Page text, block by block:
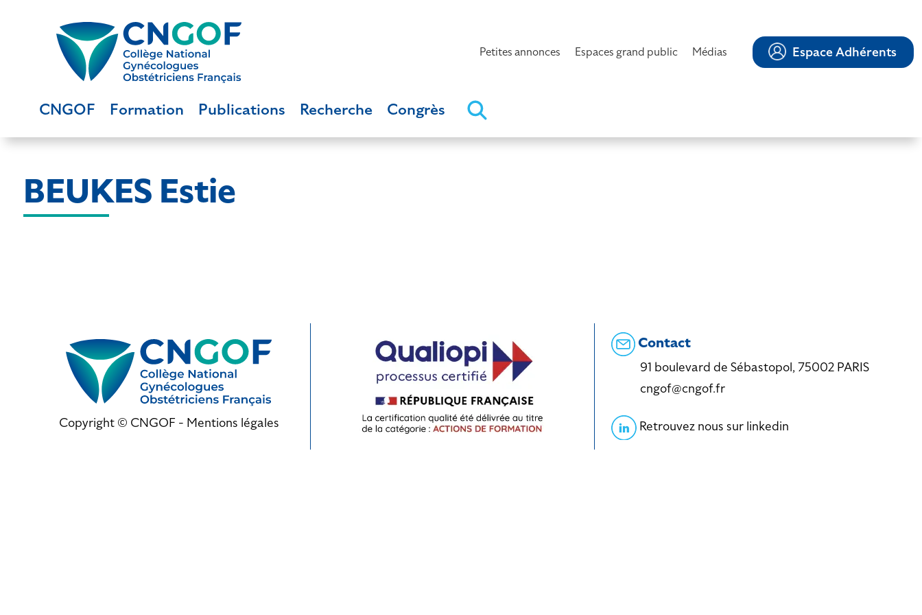
Petites annonces Espaces grand public Médias Espace Adhérents
CNGOF Formation Publications Recherche Congrès
BEUKES Estie
Copyright © CNGOF - Mentions légales
Contact
91 boulevard de Sébastopol, 75002 PARIS
cngof@cngof.fr
Retrouvez nous sur linkedin